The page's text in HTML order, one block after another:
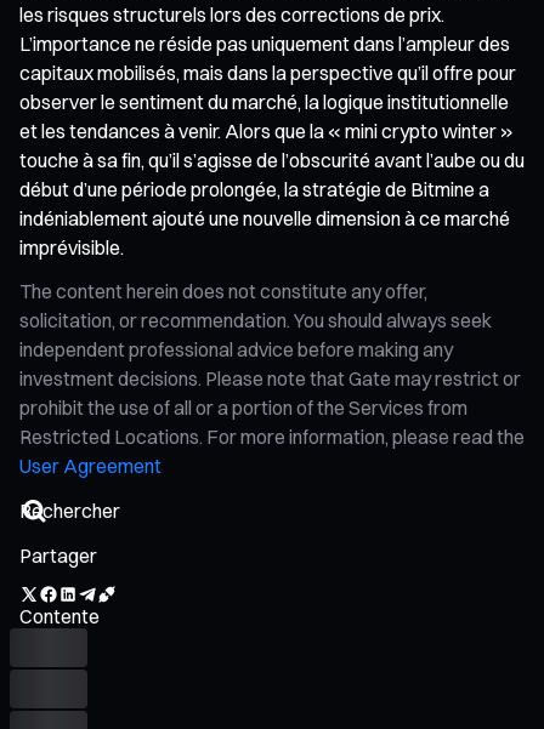
les risques structurels lors des corrections de prix.
L’importance ne réside pas uniquement dans l’ampleur des
capitaux mobilisés, mais dans la perspective qu’il offre pour
observer le sentiment du marché, la logique institutionnelle
et les tendances à venir. Alors que la « mini crypto winter »
touche à sa fin, qu’il s’agisse de l’obscurité avant l’aube ou du
début d’une période prolongée, la stratégie de Bitmine a
indéniablement ajouté une nouvelle dimension à ce marché
imprévisible.
The content herein does not constitute any offer,
solicitation, or recommendation. You should always seek
independent professional advice before making any
investment decisions. Please note that Gate may restrict or
prohibit the use of all or a portion of the Services from
Restricted Locations. For more information, please read the
User Agreement
Partager
Contente